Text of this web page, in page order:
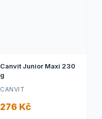
Canvit Junior Maxi 230
g
CANVIT
276 Kč